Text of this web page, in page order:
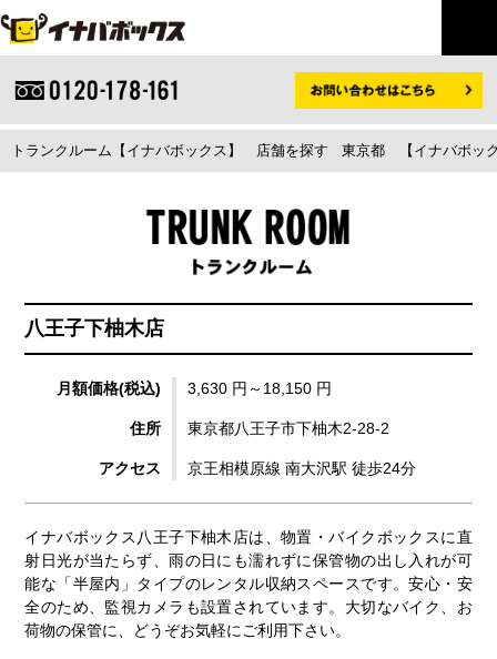
トランクルーム【イナバボックス】 店舗を探す 東京都 【イナバボッ
八王子下柚木店
月額価格(税込) 3,630 円～18,150 円
住所 東京都八王子市下柚木2-28-2
アクセス 京王相模原線 南大沢駅 徒歩24分
イナバボックス八王子下柚木店は、物置・バイクボックスに直
射日光が当たらず、雨の日にも濡れずに保管物の出し入れが可
能な「半屋内」タイプのレンタル収納スペースです。安心・安
全のため、監視カメラも設置されています。大切なバイク、お
荷物の保管に、どうぞお気軽にご利用下さい。